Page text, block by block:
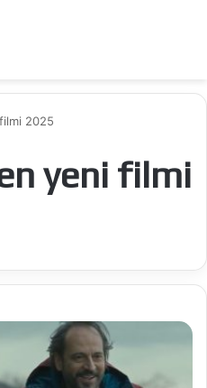
2025
yeni filmi